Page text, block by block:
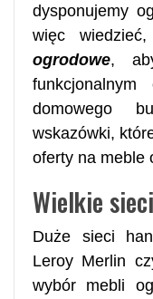
dysponujemy
więc wiedzieć,
ogrodowe,
domowego
wskazówki,
oferty na meble
Wielkie
Duże sieci
Leroy Merlin
wybór mebli